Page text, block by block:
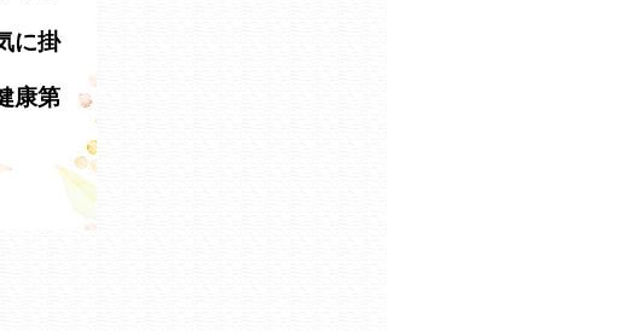
に掛
康第